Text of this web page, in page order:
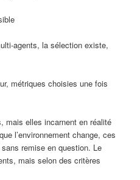
agents, la sélection existe,
métriques choisies une fois
mais elles incarnent en réalité
l’environnement change, ces
remise en question. Le
mais selon des critères